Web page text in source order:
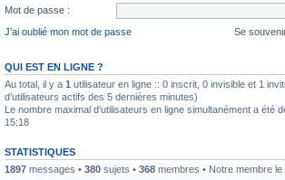
Mot de passe :
J’ai oublié mon mot de passe
Se
QUI EST EN LIGNE ?
Au total, il y a 1 utilisateur en ligne :: 0 inscrit, 0 invisible et 1
d’utilisateurs actifs des 5 dernières minutes)
Le nombre maximal d’utilisateurs en ligne simultanément a été
15:18
STATISTIQUES
1897 messages • 380 sujets • 368 membres • Notre membre